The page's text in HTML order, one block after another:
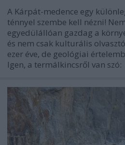
A Kárpát-medence egy
ténnyel szembe kell nézni!
egyedülállóan gazdag a
és nem csak kulturális
ezer éve, de geológiai
Igen, a termálkincsről van